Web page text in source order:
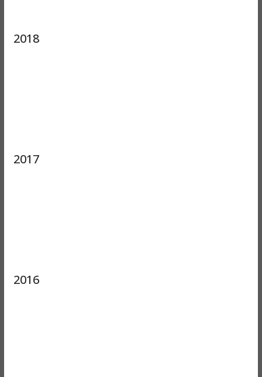
2018
2017
2016